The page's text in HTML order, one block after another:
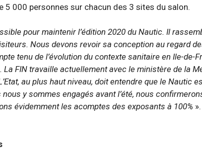
5 000 personnes sur chacun des 3 sites du salon.
pour maintenir l’édition 2020 du Nautic. Il
Nous devons revoir sa conception au regard
tenu de l’évolution du contexte sanitaire en Ile-de-
FIN travaille actuellement avec le ministère de la
au plus haut niveau, doit entendre que le Nautic
y sommes engagés avant l’été, nous
évidemment les acomptes des exposants à 100% ».